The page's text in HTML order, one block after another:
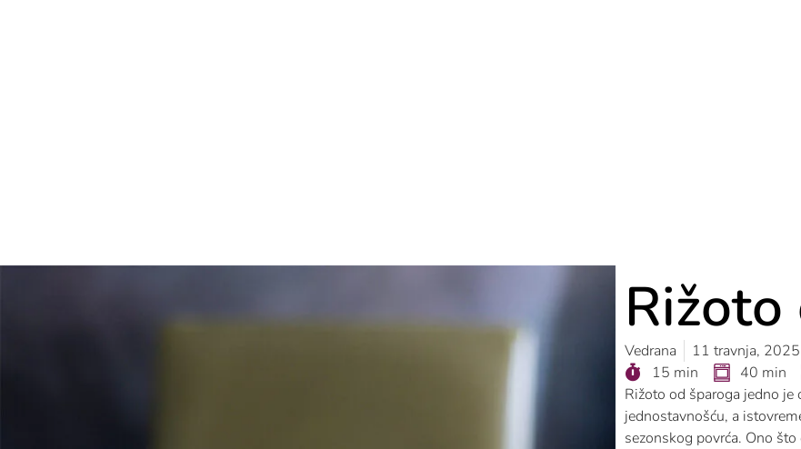
Vedrana
11 travnja, 2025
15 min
40 min
Rižoto od šparoga jedno
jednostavnošću, a
sezonskog povrća. Ono